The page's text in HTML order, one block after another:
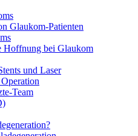
Glaukom-Patienten
Hoffnung bei Glaukom
und Laser
Team